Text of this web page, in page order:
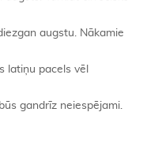
augstu. Nākamie
latiņu pacels vēl
gandrīz neiespējami.